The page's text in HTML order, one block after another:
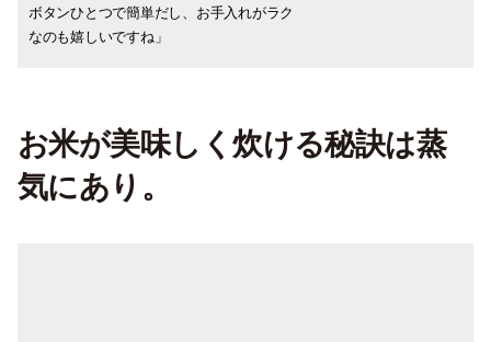
ボタンひとつで簡単だし、お手入れがラク
なのも嬉しいですね」
BALMUDA The Brew 5万9,400円（税込み）
お米が美味しく炊ける秘訣は蒸
気にあり。